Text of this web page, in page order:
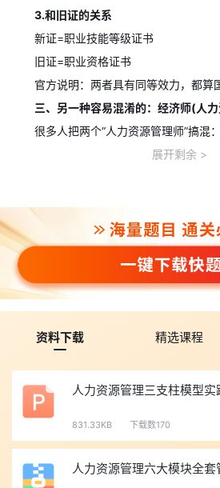
3.和旧证的关系
新证=职业技能等级证书
旧证=职业资格证书
官方说明：两者具有同等效力，都算
三、另一种容易混淆的：经济师(人
很多人把两个“人力资源管理师”搞混：
企业人力资源管理师(技能等级)
证书：职业技能等级证书
可领技能补贴、部分地区积分落户加
经济专业技术资格(人力资源管理)
偏职称：初级、中级、高级
证书：职称证书，可用于评职称、加
师。
四、简单总结(一句话版)
2020年前：国家发“职业资格证书”
书，效力一样、全国通用。
展开剩余
资料下载 精选课程
人力资源管理三支柱模型实
831.33KB 下载数170
人力资源管理六大模块全套